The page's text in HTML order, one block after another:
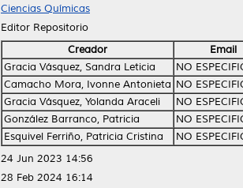
Ciencias Químicas
Editor Repositorio
Creador
Email
Gracia Vásquez, Sandra Leticia
NO
Camacho Mora, Ivonne Antonieta NO
Gracia Vásquez, Yolanda Araceli
NO
González Barranco, Patricia
NO
Esquivel Ferriño, Patricia Cristina
NO
24 Jun 2023 14:56
28 Feb 2024 16:14